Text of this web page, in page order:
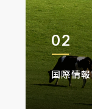
02
国際情報